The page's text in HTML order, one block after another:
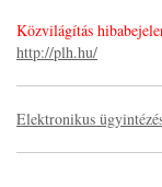
Közvilágítás
http://plh.hu/
Elektronikus